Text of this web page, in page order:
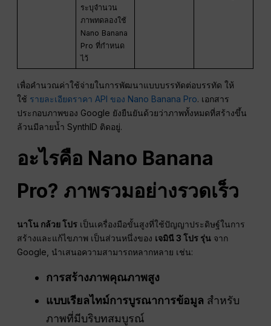
ระบุจำนวน
ภาพทดลองใช้
Nano Banana
Pro ที่กำหนด
ไว้
เพื่อคำนวณค่าใช้จ่ายในการพัฒนาแบบบรรทัดต่อบรรทัด ให้
ใช้ รายละเอียดราคา API ของ Nano Banana Pro. เอกสาร
ประกอบภาพของ Google ยังยืนยันด้วยว่าภาพทั้งหมดที่สร้างขึ้น
ล้วนมีลายน้ำ SynthID ติดอยู่.
อะไรคือ Nano Banana
Pro? ภาพรวมอย่างรวดเร็ว
นาโน กล้วย โปร เป็นเครื่องมือขั้นสูงที่ใช้ปัญญาประดิษฐ์ในการ
สร้างและแก้ไขภาพ เป็นส่วนหนึ่งของ เจมินี 3 โปร รุ่น จาก
Google, นำเสนอความสามารถหลากหลาย เช่น:
การสร้างภาพคุณภาพสูง
แบบเรียลไทม์การบูรณาการข้อมูล สำหรับ
ภาพที่มีบริบทสมบูรณ์